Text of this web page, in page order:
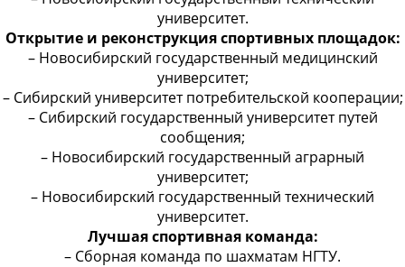
университет.
Открытие и реконструкция спортивных площадок:
– Новосибирский государственный медицинский
университет;
– Сибирский университет потребительской кооперации;
– Сибирский государственный университет путей
сообщения;
– Новосибирский государственный аграрный
университет;
– Новосибирский государственный технический
университет.
Лучшая спортивная команда:
– Сборная команда по шахматам НГТУ.